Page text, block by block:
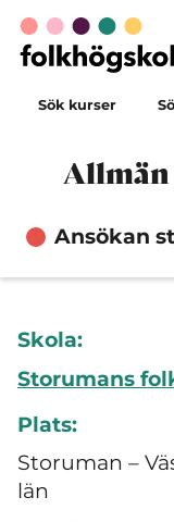
Sök kurser
Allmän
Ansökan
Skola:
Storumans
Plats:
Storuman –
län